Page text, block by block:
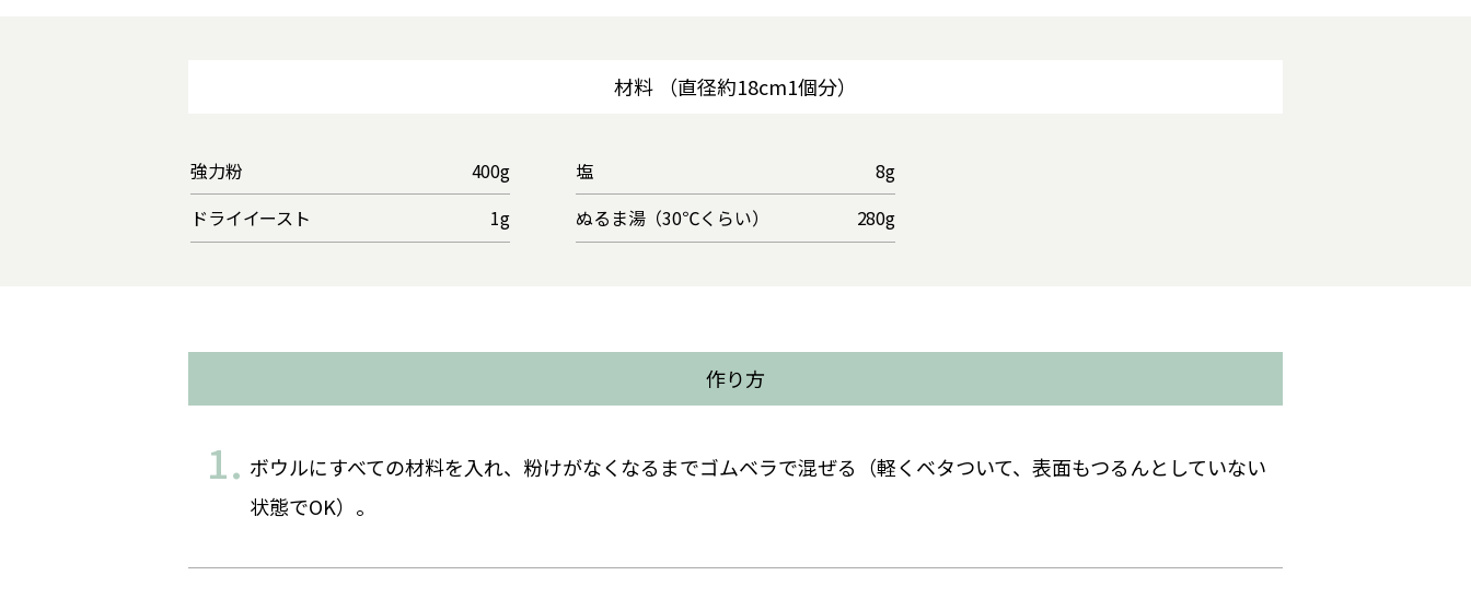
材料 （直径約18cm1個分）
強力粉
400g
ドライイースト
1g
塩
8g
ぬるま湯（30℃くらい）
280g
作り方
ボウルにすべての材料を入れ、粉けがなくなるまでゴムベラで混ぜる（軽くベタついて、表面もつるんとしていない
状態でOK）。